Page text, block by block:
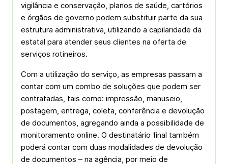
vigilância e conservação, planos de saúde, cartórios
e órgãos de governo podem substituir parte da sua
estrutura administrativa, utilizando a capilaridade da
estatal para atender seus clientes na oferta de
serviços rotineiros.
Com a utilização do serviço, as empresas passam a
contar com um combo de soluções que podem ser
contratadas, tais como: impressão, manuseio,
postagem, entrega, coleta, conferência e devolução
de documentos, agregando ainda a possibilidade de
monitoramento online. O destinatário final também
poderá contar com duas modalidades de devolução
de documentos – na agência, por meio de